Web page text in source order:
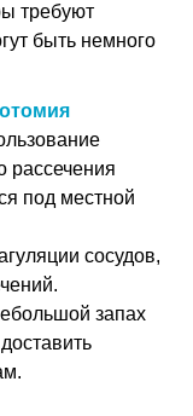
требуют
быть немного
рассечения
под местной
сосудов,
запах